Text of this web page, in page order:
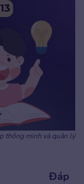
thông minh và quản lý
Đáp